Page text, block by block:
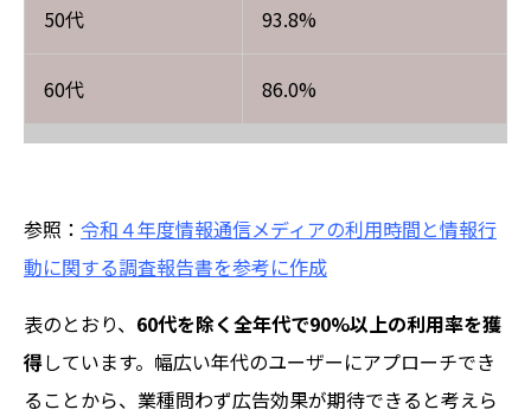
50代 93.8%
60代 86.0%
参照： 令和４年度情報通信メディアの利用時間と情報行
動に関する調査報告書を参考に作成
表のとおり、 60代を除く全年代で90%以上の利用率を獲
得しています。幅広い年代のユーザーにアプローチでき
ることから、業種問わず広告効果が期待できると考えら